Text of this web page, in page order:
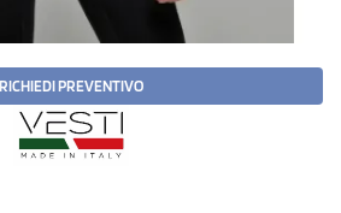
RICHIEDI PREVENTIVO